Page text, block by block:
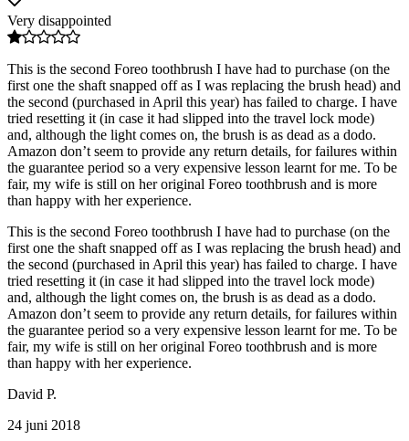
Very disappointed
This is the second Foreo toothbrush I have had to purchase (on the
first one the shaft snapped off as I was replacing the brush head) and
the second (purchased in April this year) has failed to charge. I have
tried resetting it (in case it had slipped into the travel lock mode)
and, although the light comes on, the brush is as dead as a dodo.
Amazon don’t seem to provide any return details, for failures within
the guarantee period so a very expensive lesson learnt for me. To be
fair, my wife is still on her original Foreo toothbrush and is more
than happy with her experience.
This is the second Foreo toothbrush I have had to purchase (on the
first one the shaft snapped off as I was replacing the brush head) and
the second (purchased in April this year) has failed to charge. I have
tried resetting it (in case it had slipped into the travel lock mode)
and, although the light comes on, the brush is as dead as a dodo.
Amazon don’t seem to provide any return details, for failures within
the guarantee period so a very expensive lesson learnt for me. To be
fair, my wife is still on her original Foreo toothbrush and is more
than happy with her experience.
David P.
24 juni 2018